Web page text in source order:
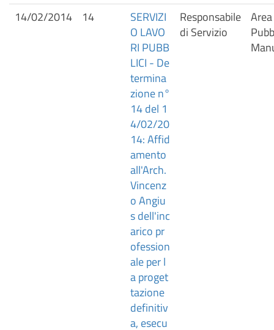
14/02/2014 14
SERVIZI
O LAVO
RI PUBB
LICI - De
termina
zione n°
14 del 1
4/02/20
14: Affid
amento
all'Arch.
Vincenz
o Angiu
s dell'inc
arico pr
ofession
ale per l
a proget
tazione
definitiv
a, esecu
Responsabile
di Servizio